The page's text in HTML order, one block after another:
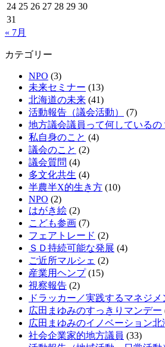
24 25 26 27 28 29 30
31
« 7月
カテゴリー
NPO (3)
未来セミナー (13)
北海道の未来 (41)
活動報告（議会活動）
(7)
地方議会議員って何しているの
私自身のこと (4)
議会のこと (2)
議会質問 (4)
多文化共生 (4)
半農半X的生き方 (10)
NPO (2)
はがき絵 (2)
こども参画 (7)
フェアトレード (2)
ＳＤ持続可能な発展 (4)
ご近所マルシェ (2)
産業用ヘンプ(15)
視察報告 (2)
ドラッカー／実践するマネジメ
広田まゆみのすっきりマンデー
広田まゆみのイノベーション北
社会企業家的地方議員 (33)